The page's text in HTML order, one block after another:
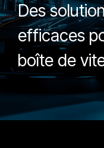
Des
efficaces
boîte de